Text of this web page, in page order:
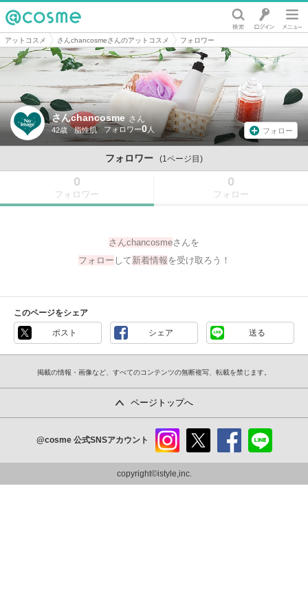
@cosme
アットコスメ さんchancosmeさんのアットコスメ フォロワー
さんchancosme さん
42歳 脂性肌 0 フォロー
フォロワー (1ページ目)
0
フォロワー
0
フォロー
さんchancosmeさんを
フォロー して新着情報を受け取ろう！
このページをシェア
ポスト シェア 送る
掲載の情報・画像など、すべてのコンテンツの無断複写、転載を禁じます。
ページトップへ
@cosme 公式SNSアカウント
ram
copyright©istyle,inc.